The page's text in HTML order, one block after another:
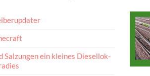
Salzungen ein kleines Diesellok-